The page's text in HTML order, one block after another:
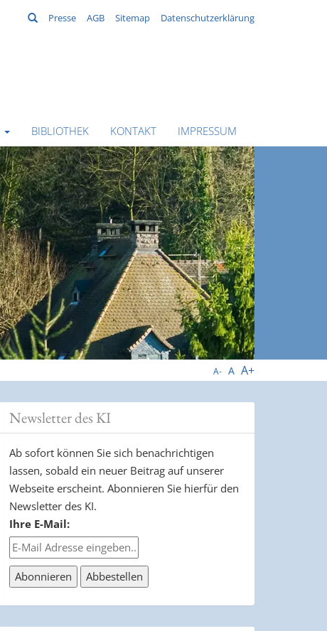
Suchen
Presse AGB Sitemap Datenschutzerklärung
BIBLIOTHEK KONTAKT IMPRESSUM
A- A A+
Newsletter des KI
Ab sofort können Sie sich benachrichtigen
lassen, sobald ein neuer Beitrag auf unserer
Webseite erscheint. Abonnieren Sie hierfür den
Newsletter des KI.
Ihre E-Mail: